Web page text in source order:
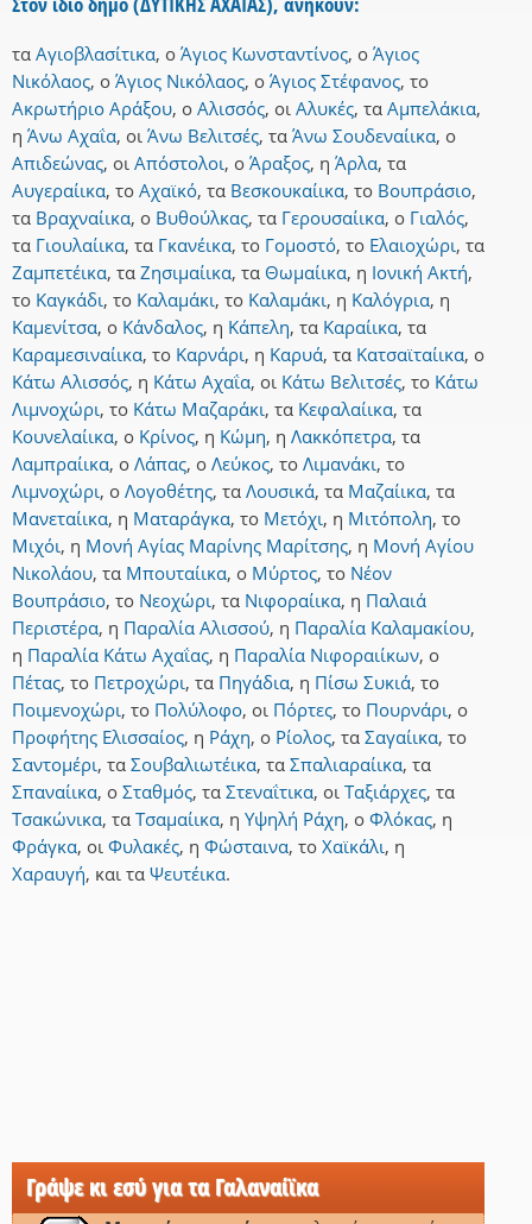
τα Αγιοβλασίτικα, ο Άγιος Κωνσταντίνος, ο Άγιος
Νικόλαος, ο Άγιος Νικόλαος, ο Άγιος Στέφανος, το
Ακρωτήριο Αράξου, ο Αλισσός, οι Αλυκές, τα Αμπελάκια,
η Άνω Αχαΐα, οι Άνω Βελιτσές, τα Άνω Σουδεναίικα, ο
Απιδεώνας, οι Απόστολοι, ο Άραξος, η Άρλα, τα
Αυγεραίικα, το Αχαϊκό, τα Βεσκουκαίικα, το Βουπράσιο,
τα Βραχναίικα, ο Βυθούλκας, τα Γερουσαίικα, ο Γιαλός,
τα Γιουλαίικα, τα Γκανέικα, το Γομοστό, το Ελαιοχώρι, τα
Ζαμπετέικα, τα Ζησιμαίικα, τα Θωμαίικα, η Ιονική Ακτή,
το Καγκάδι, το Καλαμάκι, το Καλαμάκι, η Καλόγρια, η
Καμενίτσα, ο Κάνδαλος, η Κάπελη, τα Καραίικα, τα
Καραμεσιναίικα, το Καρνάρι, η Καρυά, τα Κατσαϊταίικα, ο
Κάτω Αλισσός, η Κάτω Αχαΐα, οι Κάτω Βελιτσές, το Κάτω
Λιμνοχώρι, το Κάτω Μαζαράκι, τα Κεφαλαίικα, τα
Κουνελαίικα, ο Κρίνος, η Κώμη, η Λακκόπετρα, τα
Λαμπραίικα, ο Λάπας, ο Λεύκος, το Λιμανάκι, το
Λιμνοχώρι, ο Λογοθέτης, τα Λουσικά, τα Μαζαίικα, τα
Μανεταίικα, η Ματαράγκα, το Μετόχι, η Μιτόπολη, το
Μιχόι, η Μονή Αγίας Μαρίνης Μαρίτσης, η Μονή Αγίου
Νικολάου, τα Μπουταίικα, ο Μύρτος, το Νέον
Βουπράσιο, το Νεοχώρι, τα Νιφοραίικα, η Παλαιά
Περιστέρα, η Παραλία Αλισσού, η Παραλία Καλαμακίου,
η Παραλία Κάτω Αχαΐας, η Παραλία Νιφοραιίκων, ο
Πέτας, το Πετροχώρι, τα Πηγάδια, η Πίσω Συκιά, το
Ποιμενοχώρι, το Πολύλοφο, οι Πόρτες, το Πουρνάρι, ο
Προφήτης Ελισσαίος, η Ράχη, ο Ρίολος, τα Σαγαίικα, το
Σαντομέρι, τα Σουβαλιωτέικα, τα Σπαλιαραίικα, τα
Σπαναίικα, ο Σταθμός, τα Στεναΐτικα, οι Ταξιάρχες, τα
Τσακώνικα, τα Τσαμαίικα, η Υψηλή Ράχη, ο Φλόκας, η
Φράγκα, οι Φυλακές, η Φώσταινα, το Χαϊκάλι, η
Χαραυγή, και τα Ψευτέικα.
Γράψε κι εσύ για τα Γαλαναίϊκα